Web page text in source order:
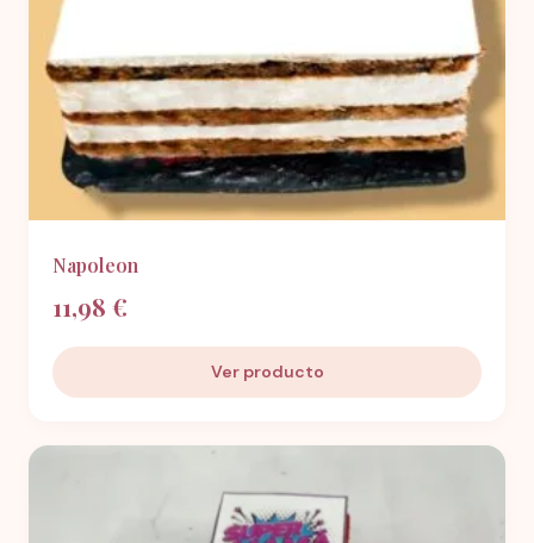
Napoleon
11,98 €
Ver producto